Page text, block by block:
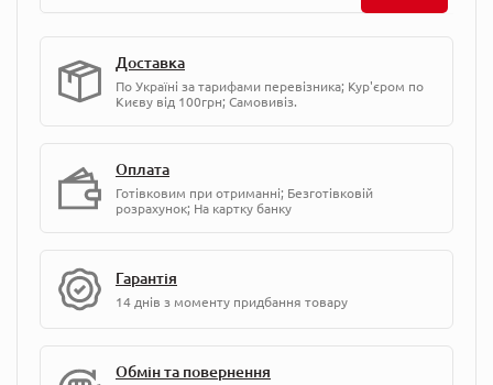
Доставка
По Україні за тарифами перевізника; Кур'єром по
Києву від 100грн; Самовивіз.
Оплата
Готівковим при отриманні; Безготівковій
розрахунок; На картку банку
Гарантія
14 днів з моменту придбання товару
Обмін та повернення